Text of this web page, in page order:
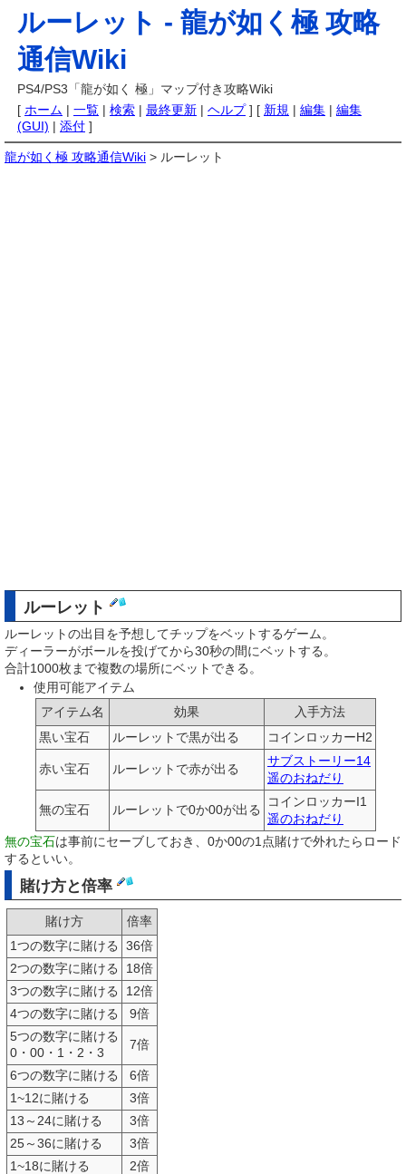
ルーレット - 龍が如く極 攻略
通信Wiki
PS4/PS3「龍が如く 極」マップ付き攻略Wiki
[ ホーム | 一覧 | 検索 | 最終更新 | ヘルプ] [ 新規 | 編集 | 編集
(GUI) | 添付 ]
龍が如く極 攻略通信Wiki > ルーレット
ルーレット
ルーレットの出目を予想してチップをベットするゲーム。
ディーラーがボールを投げてから30秒の間にベットする。
合計1000枚まで複数の場所にベットできる。
使用可能アイテム
アイテム名
効果
入手方法
黒い宝石
ルーレットで黒が出る コインロッカーH2
赤い宝石 ルーレットで赤が出る
サブストーリー14
遥のおねだり
無の宝石 ルーレットで0か00が出る
コインロッカーI1
遥のおねだり
無の宝石は事前にセーブしておき、0か00の1点賭けで外れたらロード
するといい。
賭け方と倍率
賭け方
倍率
1つの数字に賭ける
36倍
2つの数字に賭ける
18倍
3つの数字に賭ける
12倍
4つの数字に賭ける
9倍
5つの数字に賭ける
0・00・1・2・3
7倍
6つの数字に賭ける
6倍
1~12に賭ける
3倍
13～24に賭ける
3倍
25～36に賭ける
3倍
1~18に賭ける
2倍